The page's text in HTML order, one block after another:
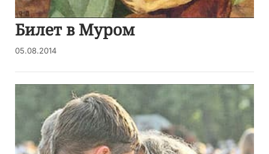
Билет в Муром
05.08.2014